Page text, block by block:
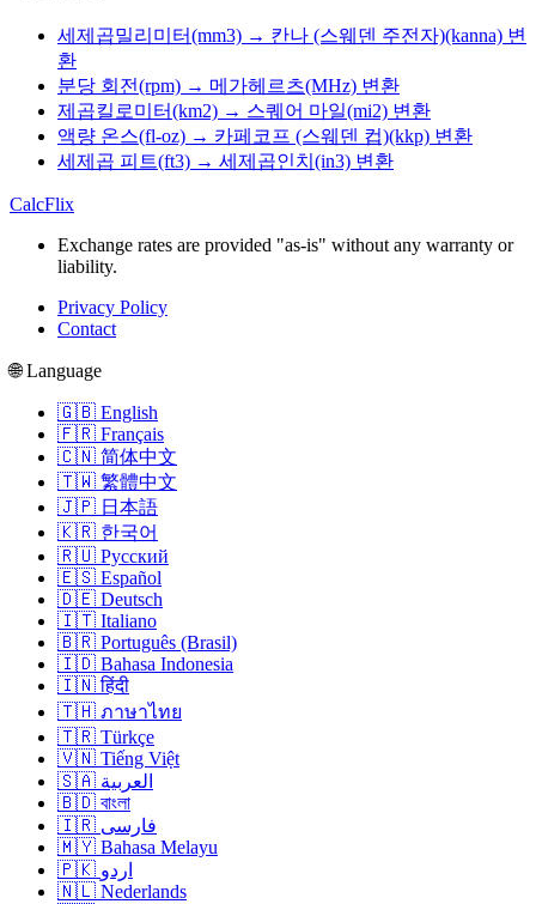
세제곱밀리미터(mm3) → 칸나 (스웨덴 주전자)(kanna) 변
환
분당 회전(rpm) → 메가헤르츠(MHz) 변환
제곱킬로미터(km2) → 스퀘어 마일(mi2) 변환
액량 온스(fl-oz) → 카페코프 (스웨덴 컵)(kkp) 변환
세제곱 피트(ft3) → 세제곱인치(in3) 변환
CalcFlix
Exchange rates are provided "as-is" without any warranty or
liability.
Privacy Policy
Contact
🌐 Language
🇬🇧 English
🇫🇷 Français
🇨🇳 简体中文
🇹🇼 繁體中文
🇯🇵 日本語
🇰🇷 한국어
🇷🇺 Русский
🇪🇸 Español
🇩🇪 Deutsch
🇮🇹 Italiano
🇧🇷 Português (Brasil)
🇮🇩 Bahasa Indonesia
🇮🇳 हिंदी
🇹🇭 ภาษาไทย
🇹🇷 Türkçe
🇻🇳 Tiếng Việt
🇸🇦 العربية
🇧🇩 বাংলা
🇮🇷 فارسی
🇲🇾 Bahasa Melayu
🇵🇰 اردو
🇳🇱 Nederlands